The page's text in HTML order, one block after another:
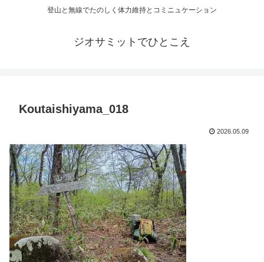
登山と無線でたのしく体力維持とコミニュケーション
ジオサミットでひとこえ
Koutaishiyama_018
2026.05.09